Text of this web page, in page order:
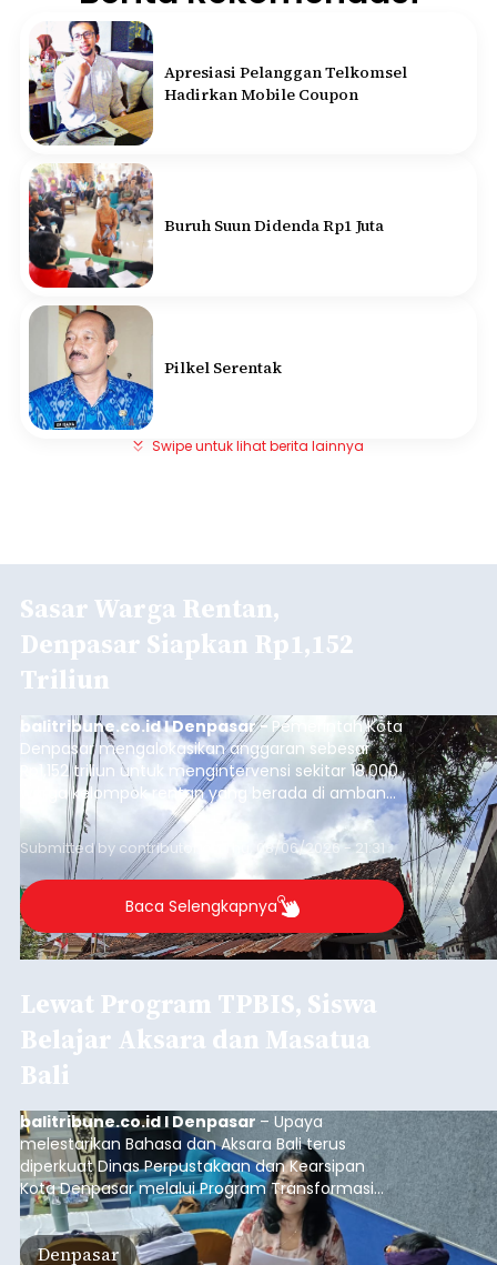
Apresiasi Pelanggan Telkomsel
Hadirkan Mobile Coupon
Buruh Suun Didenda Rp1 Juta
Pilkel Serentak
Swipe untuk lihat berita lainnya
Sasar Warga Rentan,
Denpasar Siapkan Rp1,152
Triliun
balitribune.co.id I Denpasar - Pemerintah Kota
Denpasar mengalokasikan anggaran sebesar
Rp1,152 triliun untuk mengintervensi sekitar 18.000
warga kelompok rentan yang berada di ambang
garis kemiskinan. Langkah strategis ini diambil
guna menjaga masyarakat yang berada pada
kelompok desil 5 dan 6 tersebut agar tidak
merosot ke kategori miskin.
Submitted by contributor Thu, 08/06/2026 - 21:31
Baca Selengkapnya
Lewat Program TPBIS, Siswa
Belajar Aksara dan Masatua
Bali
balitribune.co.id I Denpasar – Upaya
melestarikan Bahasa dan Aksara Bali terus
diperkuat Dinas Perpustakaan dan Kearsipan
Kota Denpasar melalui Program Transformasi
Perpustakaan Berbasis Inklusi Sosial (TPBIS).
Tahun ini, sebanyak 63 siswa kelas IV dan V SD
Negeri 17 Dangin Puri mendapat pelatihan
Denpasar